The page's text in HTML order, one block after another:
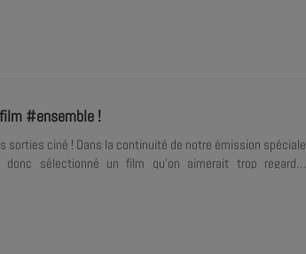
#ensemble !
sorties ciné ! Dans la continuité de notre émission spéciale
sélectionné un film qu'on aimerait trop regarder